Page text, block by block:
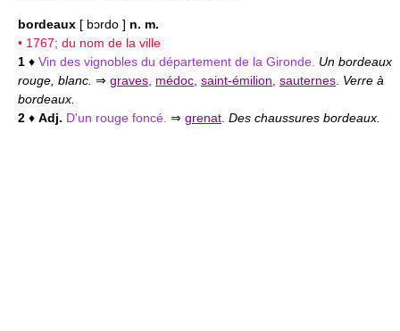
bordeaux [ bɔrdo ] n. m.
• 1767; du nom de la ville
1 ♦ Vin des vignobles du département de la Gironde. Un bordeaux
rouge, blanc. ⇒ graves médoc saint-émilion sauternes Verre à
bordeaux.
2 ♦ Adj. D'un rouge foncé. ⇒ grenat Des chaussures bordeaux.